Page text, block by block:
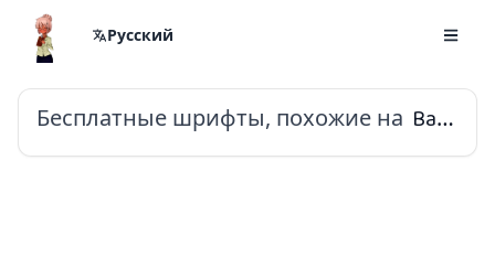
Русский
Бесплатные шрифты, похожие на Baloo Tammudu 2